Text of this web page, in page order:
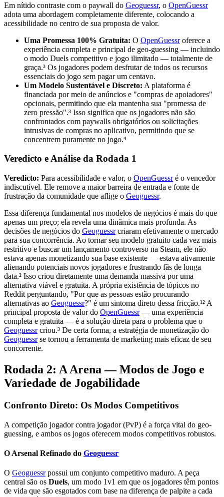
Em nítido contraste com o paywall do Geoguessr, o OpenGuessr
adota uma abordagem completamente diferente, colocando a
acessibilidade no centro de sua proposta de valor.
Uma Promessa 100% Gratuita: O OpenGuessroferece a
experiência completa e principal de geo-guessing — incluindo
o modo Duels competitivo e jogo ilimitado — totalmente de
graça.³ Os jogadores podem desfrutar de todos os recursos
essenciais do jogo sem pagar um centavo.
Um Modelo Sustentável e Discreto: A plataforma é
financiada por meio de anúncios e "compras de apoiadores"
opcionais, permitindo que ela mantenha sua "promessa de
zero pressão".³ Isso significa que os jogadores não são
confrontados com paywalls obrigatórios ou solicitações
intrusivas de compras no aplicativo, permitindo que se
concentrem puramente no jogo.⁴
Veredicto e Análise da Rodada 1
Veredicto: Para acessibilidade e valor, o OpenGuessré o vencedor
indiscutível. Ele remove a maior barreira de entrada e fonte de
frustração da comunidade que aflige o Geoguessr.
Essa diferença fundamental nos modelos de negócios é mais do que
apenas um preço; ela revela uma dinâmica mais profunda. As
decisões de negócios do Geoguessrcriaram efetivamente o mercado
para sua concorrência. Ao tornar seu modelo gratuito cada vez mais
restritivo e buscar um lançamento controverso na Steam, ele não
estava apenas monetizando sua base existente — estava ativamente
alienando potenciais novos jogadores e frustrando fãs de longa
data.² Isso criou diretamente uma demanda massiva por uma
alternativa viável e gratuita. A própria existência de tópicos no
Reddit perguntando, "Por que as pessoas estão procurando
alternativas ao Geoguessr?" é um sintoma direto dessa fricção.¹² A
principal proposta de valor do OpenGuessr— uma experiência
completa e gratuita — é a solução direta para o problema que o
Geoguessrcriou.³ De certa forma, a estratégia de monetização do
Geoguessrse tornou a ferramenta de marketing mais eficaz de seu
concorrente.
Rodada 2: A Arena — Modos de Jogo e
Variedade de Jogabilidade
Confronto Direto: Os Modos Competitivos
A competição jogador contra jogador (PvP) é a força vital do geo-
guessing, e ambos os jogos oferecem modos competitivos robustos.
O Arsenal Refinado do Geoguessr
O Geoguessrpossui um conjunto competitivo maduro. A peça
central são os Duels, um modo 1v1 em que os jogadores têm pontos
de vida que são esgotados com base na diferença de palpite a cada